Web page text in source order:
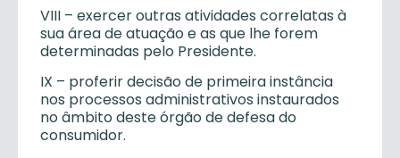
VIII – exercer outras atividades correlatas à
sua área de atuação e as que lhe forem
determinadas pelo Presidente.
IX – proferir decisão de primeira instância
nos processos administrativos instaurados
no âmbito deste órgão de defesa do
consumidor.